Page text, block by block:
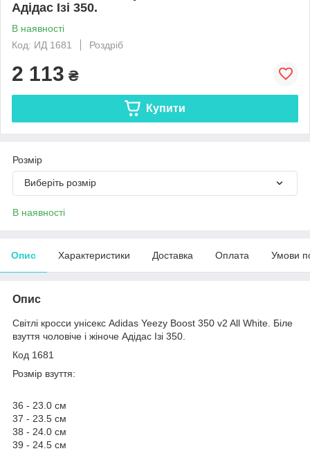
Адідас Ізі 350.
В наявності
Код: ИД 1681
Роздріб
2 113 ₴
Купити
Розмір
Виберіть розмір
В наявності
Опис Характеристики Доставка Оплата Умови
Опис
Світлі кросси унісекс Adidas Yeezy Boost 350 v2 All White. Біле
взуття чоловіче і жіноче Адідас Ізі 350.
Код 1681
Розмір взуття:
36 - 23.0 см
37 - 23.5 см
38 - 24.0 см
39 - 24.5 см